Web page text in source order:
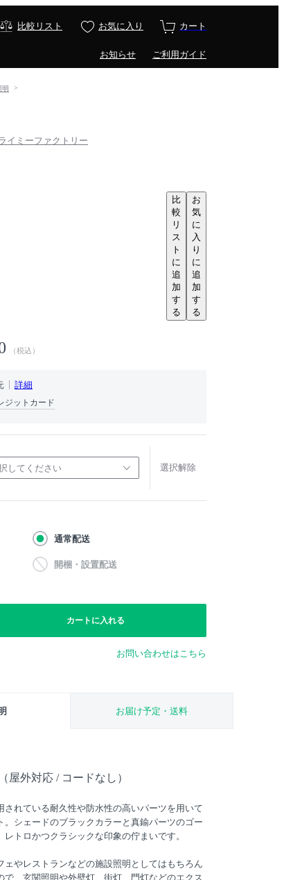
比較リスト お気に入り カート
お知らせ ご利用ガイド
イミーファクトリー
比
較
リ
ス
ト
に
追
加
す
る
お
気
に
入
り
に
追
加
す
る
（税込）
詳細
ジットカード
してください 選択解除
通常配送
開梱・設置配送
カートに入れる
お問い合わせはこちら
お届け予定・送料
屋外対応 / コードなし）
されている耐久性や防水性の高いパーツを用いて
。シェードのブラックカラーと真鍮パーツのゴー
トロかつクラシックな印象の佇まいです。
ェやレストランなどの施設照明としてはもちろん
で、玄関照明や外壁灯、街灯、門灯などのエクス